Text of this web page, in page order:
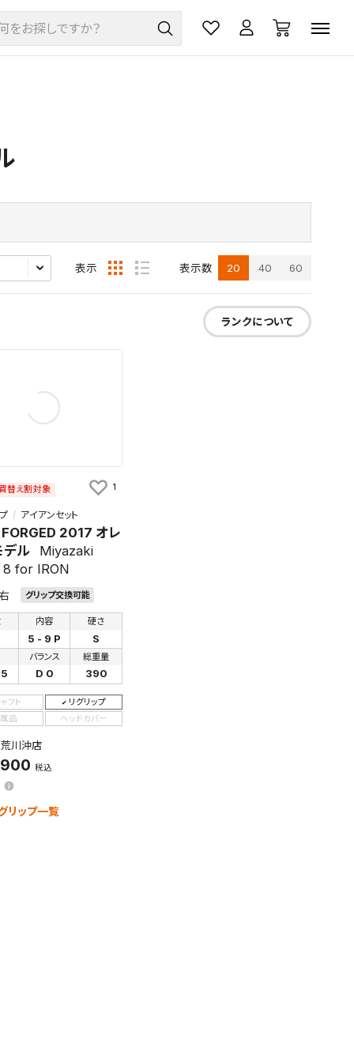
表示 表示数 20 40 60
ランクについて
買替え割対象
アイアンセット
2017 オレ
デル
Miyazaki
8 for IRON
グリップ交換可能
内容
5 - 9 P
硬さ
S
バランス
D 0
総重量
390
フト
リグリップ
品
ヘッドカバー
荒川沖店
税込
リップ一覧
1